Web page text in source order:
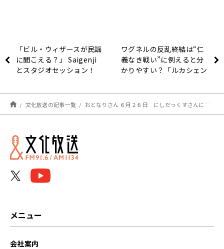
「ビル・ウィザースが民謡
に聞こえる？」 Saigenji
とスタジオセッション！
ワグネルの反乱終結は“仁
義なき戦い”に例えると分
かりやすい？「ルカシェン
と（笑）」
文化放送の記事一覧 おとなりさん ６月２６日 にしだっくすさんに学ぶ！ブルガリアンスクワット！
メニュー
会社案内